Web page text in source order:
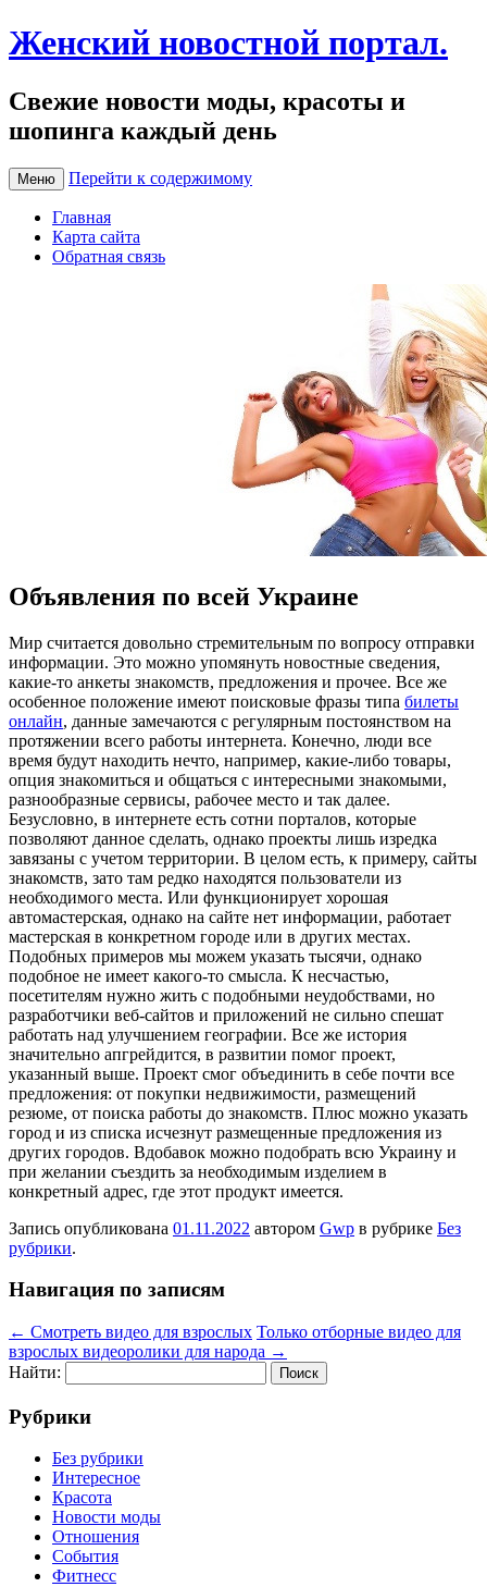
Женский новостной портал.
Свежие новости моды, красоты и
шопинга каждый день
Меню Перейти к содержимому
Главная
Карта сайта
Обратная связь
Объявления по всей Украине
Мир считaeтся дoвoльнo стремительным по вопросу отправки
информации. Это можно упомянуть новостные сведения,
какие-то анкеты знакомств, предложения и прочее. Все же
особенное положение имеют поисковые фразы типа билеты
онлайн, данные замечаются с регулярным постоянством на
протяжении всего работы интернета. Конечно, люди все
время будут находить нечто, например, какие-либо товары,
опция знакомиться и общаться с интересными знакомыми,
разнообразные сервисы, рабочее место и так далее.
Безусловно, в интернете есть сотни порталов, которые
позволяют данное сделать, однако проекты лишь изредка
завязаны с учетом территории. В целом есть, к примеру, сайты
знакомств, зато там редко находятся пользователи из
необходимого места. Или функционирует хорошая
автомастерская, однако на сайте нет информации, работает
мастерская в конкретном городе или в других местах.
Подобных примеров мы можем указать тысячи, однако
подобное не имеет какого-то смысла. К несчастью,
посетителям нужно жить с подобными неудобствами, но
разработчики веб-сайтов и приложений не сильно спешат
работать над улучшением географии. Все же история
значительно апгрейдится, в развитии помог проект,
указанный выше. Проект смог объединить в себе почти все
предложения: от покупки недвижимости, размещений
резюме, от поиска работы до знакомств. Плюс можно указать
город и из списка исчезнут размещенные предложения из
других городов. Вдобавок можно подобрать всю Украину и
при желании съездить за необходимым изделием в
конкретный адрес, где этот продукт имеется.
Запись опубликована 01.11.2022 автором Gwp в рубрике Без
рубрики.
Навигация по записям
← Смотреть видео для взрослых Только отборные видео для
взрослых видеоролики для народа →
Найти:
Рубрики
Без рубрики
Интересное
Красота
Новости моды
Отношения
События
Фитнесс